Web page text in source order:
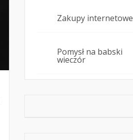
Zakupy internetowe
Pomysł na babski
wieczór